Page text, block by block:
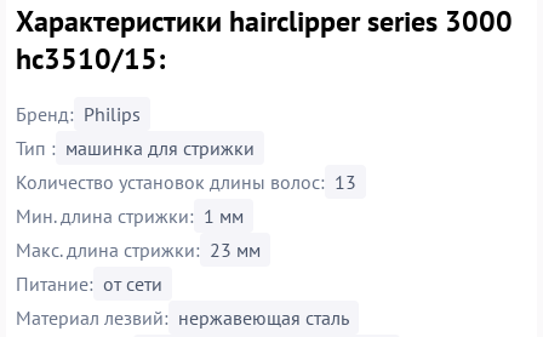
Характеристики hairclipper series 3000
hc3510/15:
Бренд: Philips
Тип : машинка для стрижки
Количество установок длины волос: 13
Мин. длина стрижки: 1 мм
Макс. длина стрижки: 23 мм
Питание: от сети
Материал лезвий: нержавеющая сталь